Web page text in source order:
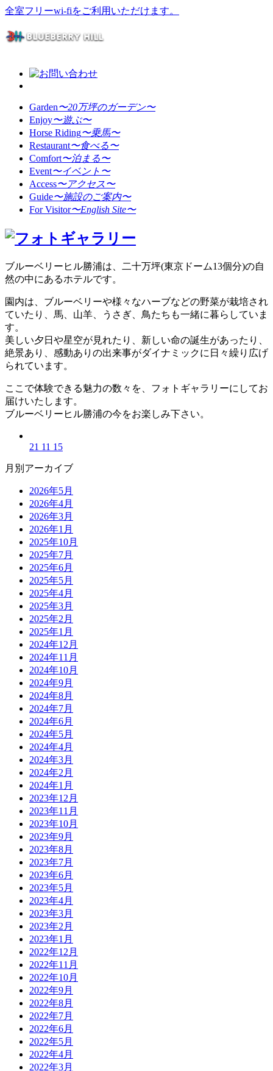
全室フリーwi-fiをご利用いただけます。
Garden〜20万坪のガーデン〜
Enjoy〜遊ぶ〜
Horse Riding〜乗馬〜
Restaurant〜食べる〜
Comfort〜泊まる〜
Event〜イベント〜
Access〜アクセス〜
Guide〜施設のご案内〜
For Visitor〜English Site〜
ブルーベリーヒル勝浦は、二十万坪(東京ドーム13個分)の自
然の中にあるホテルです。
園内は、ブルーベリーや様々なハーブなどの野菜が栽培され
ていたり、馬、山羊、うさぎ、鳥たちも一緒に暮らしていま
す。
美しい夕日や星空が見れたり、新しい命の誕生があったり、
絶景あり、感動ありの出来事がダイナミックに日々繰り広げ
られています。
ここで体験できる魅力の数々を、フォトギャラリーにしてお
届けいたします。
ブルーベリーヒル勝浦の今をお楽しみ下さい。
21 11 15
月別アーカイブ
2026年5月
2026年4月
2026年3月
2026年1月
2025年10月
2025年7月
2025年6月
2025年5月
2025年4月
2025年3月
2025年2月
2025年1月
2024年12月
2024年11月
2024年10月
2024年9月
2024年8月
2024年7月
2024年6月
2024年5月
2024年4月
2024年3月
2024年2月
2024年1月
2023年12月
2023年11月
2023年10月
2023年9月
2023年8月
2023年7月
2023年6月
2023年5月
2023年4月
2023年3月
2023年2月
2023年1月
2022年12月
2022年11月
2022年10月
2022年9月
2022年8月
2022年7月
2022年6月
2022年5月
2022年4月
2022年3月